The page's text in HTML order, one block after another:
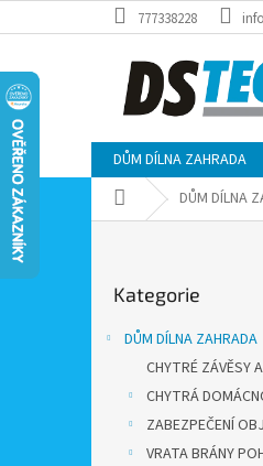
na
777338228
DŮM DÍLNA ZAHRADA
Domů DŮM DÍLNA
kategorie
Kategorie
DŮM DÍLNA ZAHRADA
CHYTRÉ ZÁVĚSY
CHYTRÁ
ZABEZPEČENÍ
VRATA BRÁNY